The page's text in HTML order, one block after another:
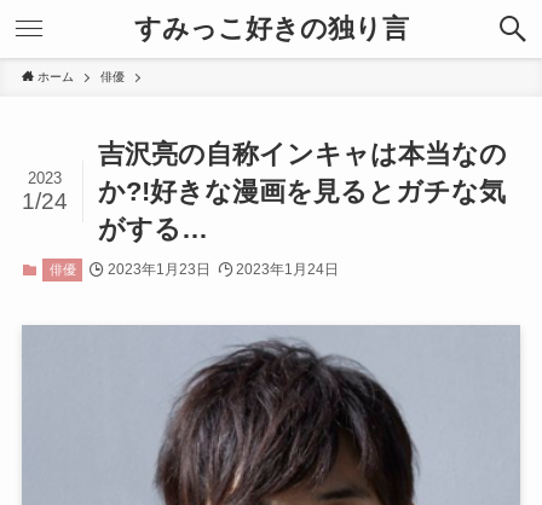
すみっこ好きの独り言
ホーム 俳優
吉沢亮の自称インキャは本当なの
か?!好きな漫画を見るとガチな気
がする…
2023
1/24
俳優 2023年1月23日 2023年1月24日